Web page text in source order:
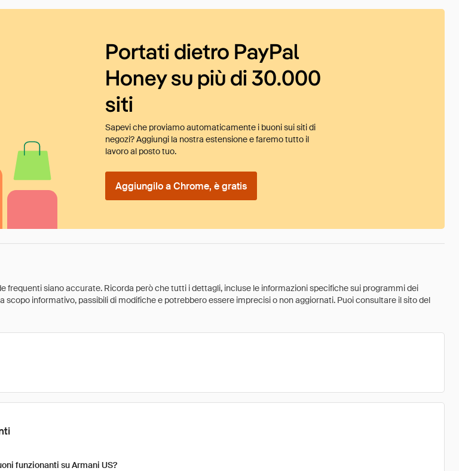
Portati dietro PayPal
Honey su più di 30.000
siti
Sapevi che proviamo automaticamente i buoni sui siti di
negozi? Aggiungi la nostra estensione e faremo tutto il
lavoro al posto tuo.
Aggiungilo a Chrome, è gratis
siano accurate. Ricorda però che tutti i dettagli, incluse le informazioni specifiche sui programmi dei
informativo, passibili di modifiche e potrebbero essere imprecisi o non aggiornati. Puoi consultare il sito del
funzionanti su Armani US?